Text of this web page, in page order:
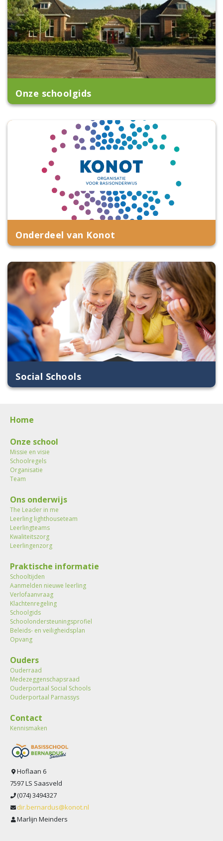
Onze schoolgids
Onderdeel van Konot
Social Schools
Home
Onze school
Missie en visie
Schoolregels
Organisatie
Team
Ons onderwijs
The Leader in me
Leerling lighthouseteam
Leerlingteams
Kwaliteitszorg
Leerlingenzorg
Praktische informatie
Schooltijden
Aanmelden nieuwe leerling
Verlofaanvraag
Klachtenregeling
Schoolgids
Schoolondersteuningsprofiel
Beleids- en veiligheidsplan
Opvang
Ouders
Ouderraad
Medezeggenschapsraad
Ouderportaal Social Schools
Ouderportaal Parnassys
Contact
Kennismaken
Hoflaan 6
7597 LS Saasveld
(074) 3494327
dir.bernardus@konot.nl
Marlijn Meinders